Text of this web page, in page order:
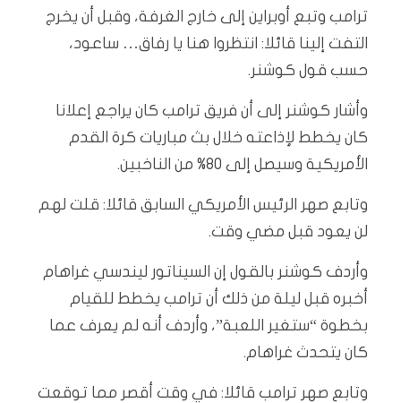
ترامب وتبع أوبراين إلى خارج الغرفة، وقبل أن يخرج
التفت إلينا قائلا: انتظروا هنا يا رفاق… ساعود،
حسب قول كوشنر.
وأشار كوشنر إلى أن فريق ترامب كان يراجع إعلانا
كان يخطط لإذاعته خلال بث مباريات كرة القدم
الأمريكية وسيصل إلى 80% من الناخبين.
وتابع صهر الرئيس الأمريكي السابق قائلا: قلت لهم
لن يعود قبل مضي وقت.
وأردف كوشنر بالقول إن السيناتور ليندسي غراهام
أخبره قبل ليلة من ذلك أن ترامب يخطط للقيام
بخطوة “ستغير اللعبة”، وأردف أنه لم يعرف عما
كان يتحدث غراهام.
وتابع صهر ترامب قائلا: في وقت أقصر مما توقعت